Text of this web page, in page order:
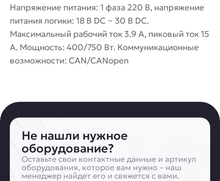
Напряжение питания: 1 фаза 220 В, напряжение
питания логики: 18 В DC ~ 30 В DC.
Максимальный рабочий ток 3.9 А, пиковый ток 15
А. Мощность: 400/750 Вт. Коммуникационные
возможности: CAN/CANopen
Не нашли нужное
оборудование?
Оставьте свои контактные данные и артикул
оборудования, которое вам нужно – наш
менеджер найдет его и свяжется с вами.